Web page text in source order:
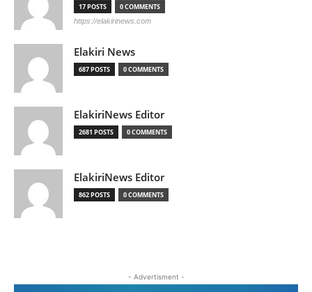
17 POSTS 0 COMMENTS
https://elakirinews.com
Elakiri News
687 POSTS 0 COMMENTS
ElakiriNews Editor
2681 POSTS 0 COMMENTS
ElakiriNews Editor
862 POSTS 0 COMMENTS
- Advertisment -